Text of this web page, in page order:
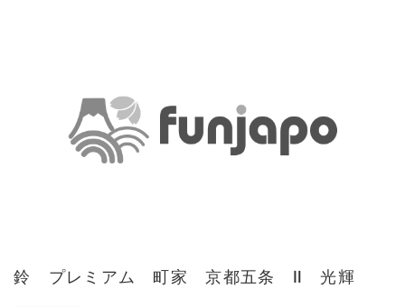
鈴 プレミアム 町家 京都五条 Ⅱ 光輝